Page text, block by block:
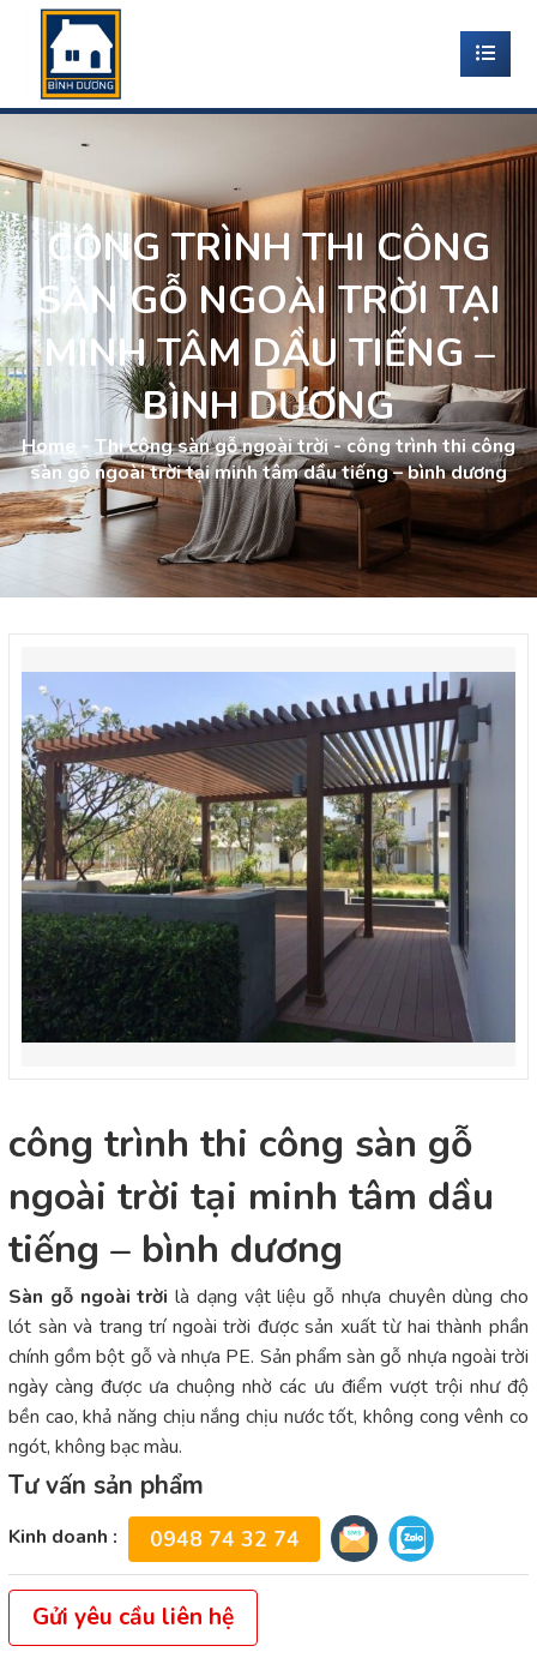
CÔNG TRÌNH THI CÔNG
SÀN GỖ NGOÀI TRỜI TẠI
MINH TÂM DẦU TIẾNG –
BÌNH DƯƠNG
Home - Thi công sàn gỗ ngoài trời-công trình thi công
sàn gỗ ngoài trời tại minh tâm dầu tiếng – bình dương
công trình thi công sàn gỗ
ngoài trời tại minh tâm dầu
tiếng – bình dương
Sàn gỗ ngoài trời là dạng vật liệu gỗ nhựa chuyên dùng cho
lót sàn và trang trí ngoài trời được sản xuất từ hai thành phần
chính gồm bột gỗ và nhựa PE. Sản phẩm sàn gỗ nhựa ngoài trời
ngày càng được ưa chuộng nhờ các ưu điểm vượt trội như độ
bền cao, khả năng chịu nắng chịu nước tốt, không cong vênh co
ngót, không bạc màu.
Tư vấn sản phẩm
Kinh doanh : 0948 74 32 74
Gửi yêu cầu liên hệ